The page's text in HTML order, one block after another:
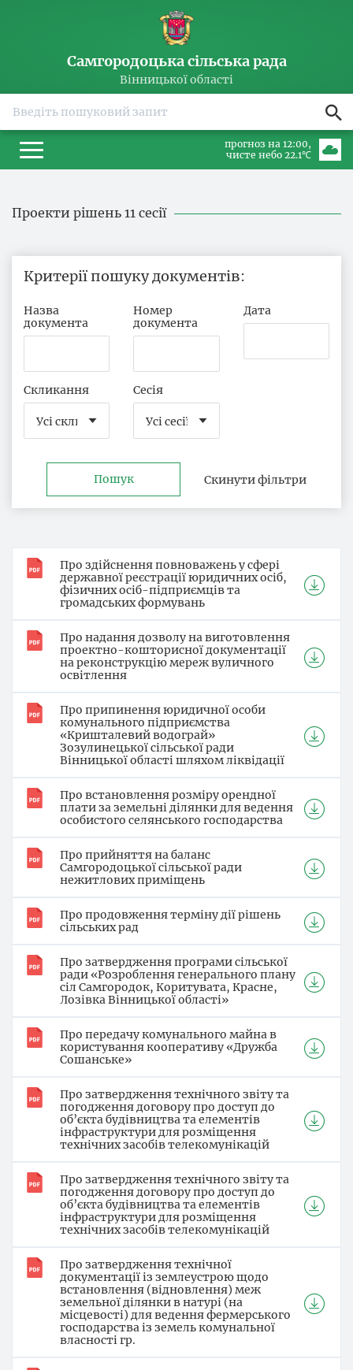
Самгородоцька сільська рада
Вінницької області
прогноз на 12:00
чисте небо 22.1℃
Проекти рішень 11 сесії
Критерії пошуку документів
Назва
документа
Номер
документа
Дата
Скликання Сесія
Пошук Скинути фільтри
Про здійснення повноважень у сфері
державної реєстрації юридичних осіб,
фізичних осіб-підприємців та
громадських формувань
Про надання дозволу на виготовлення
проектно-кошторисної документації
на реконструкцію мереж вуличного
освітлення
Про припинення юридичної особи
комунального підприємства
«Кришталевий водограй»
Зозулинецької сільської ради
Вінницької області шляхом ліквідації
Про встановлення розміру орендної
плати за земельні ділянки для ведення
особистого селянського господарства
Про прийняття на баланс
Самгородоцької сільської ради
нежитлових приміщень
Про продовження терміну дії рішень
сільських рад
Про затвердження програми сільської
ради «Розроблення генерального плану
сіл Самгородок, Коритувата, Красне,
Лозівка Вінницької області»
Про передачу комунального майна в
користування кооперативу «Дружба
Сошанське»
Про затвердження технічного звіту та
погодження договору про доступ до
об’єкта будівництва та елементів
інфраструктури для розміщення
технічних засобів телекомунікацій
Про затвердження технічного звіту та
погодження договору про доступ до
об’єкта будівництва та елементів
інфраструктури для розміщення
технічних засобів телекомунікацій
Про затвердження технічної
документації із землеустрою щодо
встановлення (відновлення) меж
земельної ділянки в натурі (на
місцевості) для ведення фермерського
господарства із земель комунальної
власності гр.